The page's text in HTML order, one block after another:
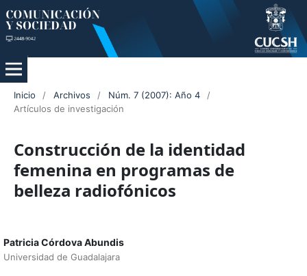
Inicio / Archivos / Núm. 7 (2007): Año 4
/
Artículos de investigación
Construcción de la identidad
femenina en programas de
belleza radiofónicos
Patricia Córdova Abundis
Universidad de Guadalajara